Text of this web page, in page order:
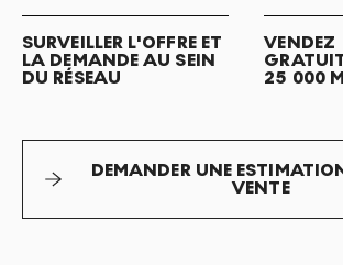
SURVEILLER L'OFFRE ET
LA DEMANDE AU SEIN
DU RÉSEAU
VENDEZ
25 000
DEMANDER UNE
VENTE